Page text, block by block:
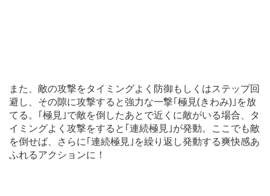
また、敵の攻撃をタイミングよく防御もしくはステップ回
避し、その隙に攻撃すると強力な一撃｢極見(きわみ)｣を放
てる。｢極見｣で敵を倒したあとで近くに敵がいる場合、タ
イミングよく攻撃をすると｢連続極見｣が発動。ここでも敵
を倒せば、さらに｢連続極見｣を繰り返し発動する爽快感あ
ふれるアクションに！